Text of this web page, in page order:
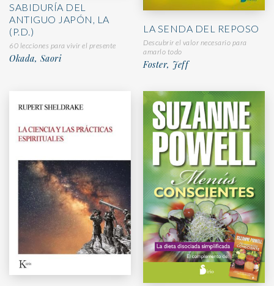
SABIDURÍA DEL
ANTIGUO JAPÓN, LA
(P.D.)
60 lecciones para vivir el presente
Okada, Saori
LA SENDA DEL REPOSO
Descubrir el valor necesario para
amarlo todo
Foster, Jeff